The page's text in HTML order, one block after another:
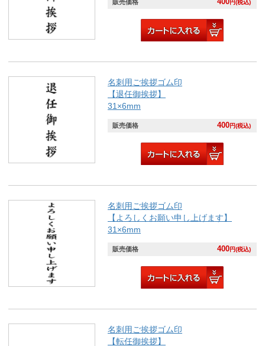
販売価格 円(税込)
名刺用ご挨拶ゴム印
【退任御挨拶】
31×6mm
販売価格 400円(税込)
名刺用ご挨拶ゴム印
【よろしくお願い申し上げます】
31×6mm
販売価格 400円(税込)
名刺用ご挨拶ゴム印
【転任御挨拶】